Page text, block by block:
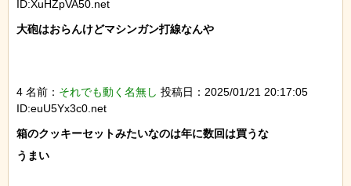
ID:XuHZpVA50.net
大砲はおらんけどマシンガン打線なんや
4 名前： それでも動く名無し 投稿日：2025/01/21 20:17:05
ID:euU5Yx3c0.net
箱のクッキーセットみたいなのは年に数回は買うな
うまい